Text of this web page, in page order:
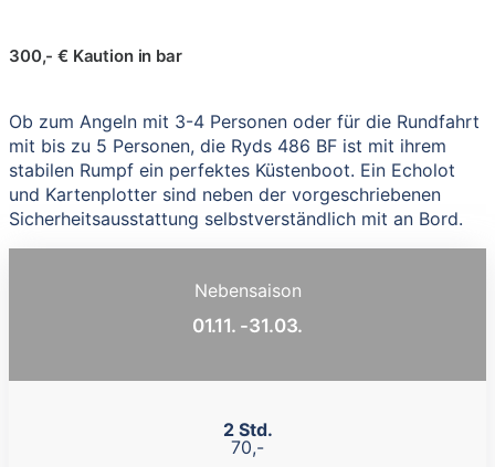
300,- € Kaution in bar
Ob zum Angeln mit 3-4 Personen oder für die Rundfahrt
mit bis zu 5 Personen, die Ryds 486 BF ist mit ihrem
stabilen Rumpf ein perfektes Küstenboot. Ein Echolot
und Kartenplotter sind neben der vorgeschriebenen
Sicherheitsausstattung selbstverständlich mit an Bord.
Nebensaison
01.11. -31.03.
2 Std.
70,-